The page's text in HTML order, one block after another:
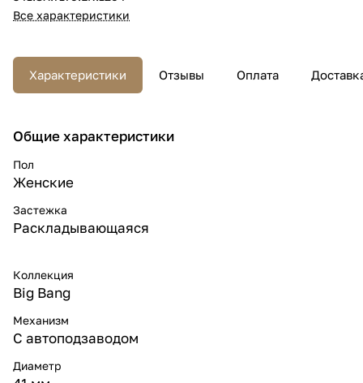
Все характеристики
Характеристики Отзывы Оплата
Общие характеристики
Пол
Женские
Застежка
Раскладывающаяся
Коллекция
Big Bang
Механизм
С автоподзаводом
Диаметр